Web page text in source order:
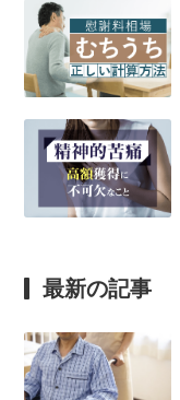
最新の記事